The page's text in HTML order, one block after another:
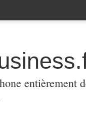
entièrement